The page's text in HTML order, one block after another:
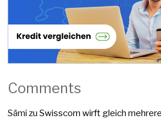
Comments
Sämi zuSwisscom wirft gleich